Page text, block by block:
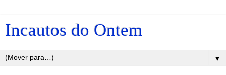
Incautos do Ontem
▼